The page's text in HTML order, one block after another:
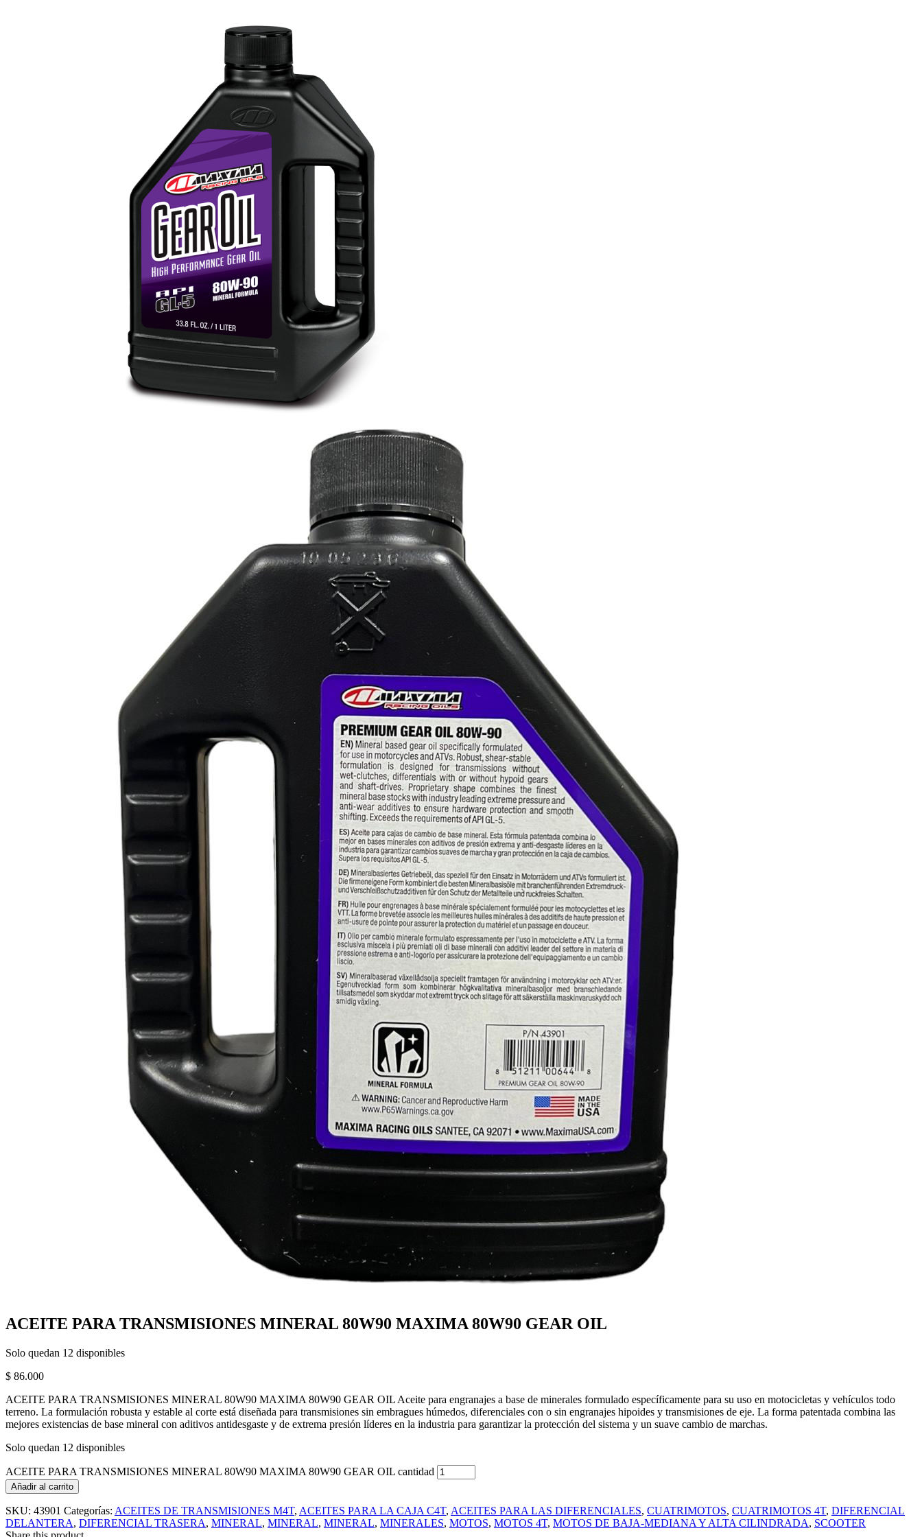
ACEITE PARA TRANSMISIONES MINERAL 80W90 MAXIMA 80W90 GEAR OIL
Solo quedan 12 disponibles
$ 86.000
ACEITE PARA TRANSMISIONES MINERAL 80W90 MAXIMA 80W90 GEAR OIL Aceite para engranajes a base de minerales formulado específicamente para su uso en motocicletas y vehículos todo
terreno. La formulación robusta y estable al corte está diseñada para transmisiones sin embragues húmedos, diferenciales con o sin engranajes hipoides y transmisiones de eje. La forma patentada combina las
mejores existencias de base mineral con aditivos antidesgaste y de extrema presión líderes en la industria para garantizar la protección del sistema y un suave cambio de marchas.
Solo quedan 12 disponibles
ACEITE PARA TRANSMISIONES MINERAL 80W90 MAXIMA 80W90 GEAR OIL cantidad
Añadir al carrito
SKU: 43901 Categorías: ACEITES DE TRANSMISIONES M4T, ACEITES PARA LA CAJA C4T, ACEITES PARA LAS DIFERENCIALES, CUATRIMOTOS, CUATRIMOTOS 4T, DIFERENCIAL
DELANTERA, DIFERENCIAL TRASERA, MINERAL, MINERAL, MINERAL, MINERALES, MOTOS, MOTOS 4T, MOTOS DE BAJA-MEDIANA Y ALTA CILINDRADA, SCOOTER